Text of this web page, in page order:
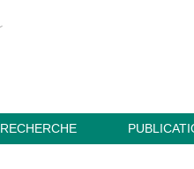
RECHERCHE